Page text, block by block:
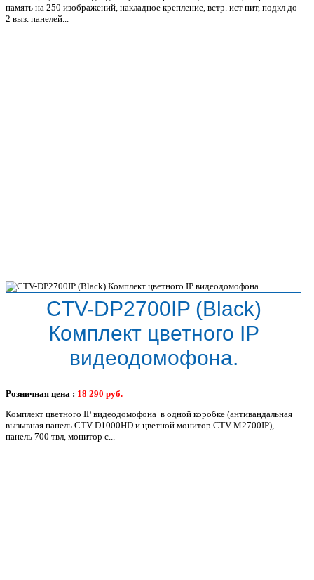
память на 250 изображений, накладное крепление, встр. ист пит, подкл до
2 выз. панелей...
CTV-DP2700IP (Black)
Комплект цветного IP
видеодомофона.
Розничная цена : 18 290 руб.
Комплект цветного IP видеодомофона в одной коробке (антивандальная
вызывная панель CTV-D1000HD и цветной монитор CTV-M2700IP),
панель 700 твл, монитор с...